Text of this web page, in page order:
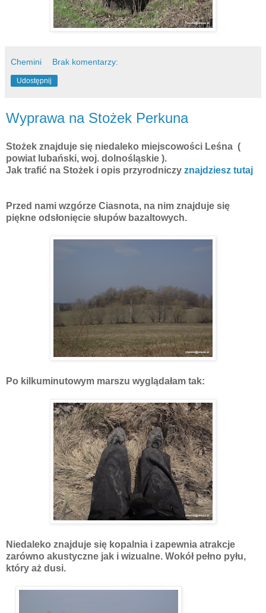
Chemini Brak komentarzy:
Udostępnij
Wyprawa na Stożek Perkuna
Stożek znajduje się niedaleko miejscowości Leśna (
powiat lubański, woj. dolnośląskie ).
Jak trafić na Stożek i opis przyrodniczy znajdziesz tutaj
Przed nami wzgórze Ciasnota, na nim znajduje się
piękne odsłonięcie słupów bazaltowych.
Po kilkuminutowym marszu wyglądałam tak:
Niedaleko znajduje się kopalnia i zapewnia atrakcje
zarówno akustyczne jak i wizualne. Wokół pełno pyłu,
który aż dusi.